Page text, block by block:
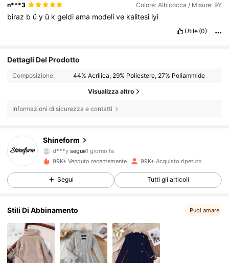
n***3 Colore: Albicocca / Misure: 9Y
biraz b üy ü kgeldiama modelive kalitesi iyi
Utile (0)
Dettagli Del Prodotto
Composizione: 44% Acrilica, 29% Poliestere, 27% Poliammide
Visualizza altro
Informazioni di sicurezza e contatti
Shineform
d***ysegue1 giorno fa
a***7sta navigando
4.86
18K Follower
4.86 18K Follower
99K+ Venduto recentemente 99K+ Acquisto ripetuto
Segui Tutti gli articoli
Stili Di Abbinamento Puoi amare